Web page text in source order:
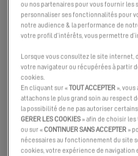
ou nos partenaires pour vous fournir les
personnaliser ses fonctionnalités pour
notre audience & la performance de
votre profil d’intérêts, vous permettre
Lorsque vous consultez le site internet,
votre navigateur ou récupérées à partir
cookies.
En cliquant sur «TOUT ACCEPTER »,
attachons le plus grand soin au respect
la possibilité de ne pas autoriser
GERER LES COOKIES » afin de choisir
ou sur «CONTINUER SANS ACCEPTER »
nécessaires au fonctionnement du site
cookies, votre expérience de navigation